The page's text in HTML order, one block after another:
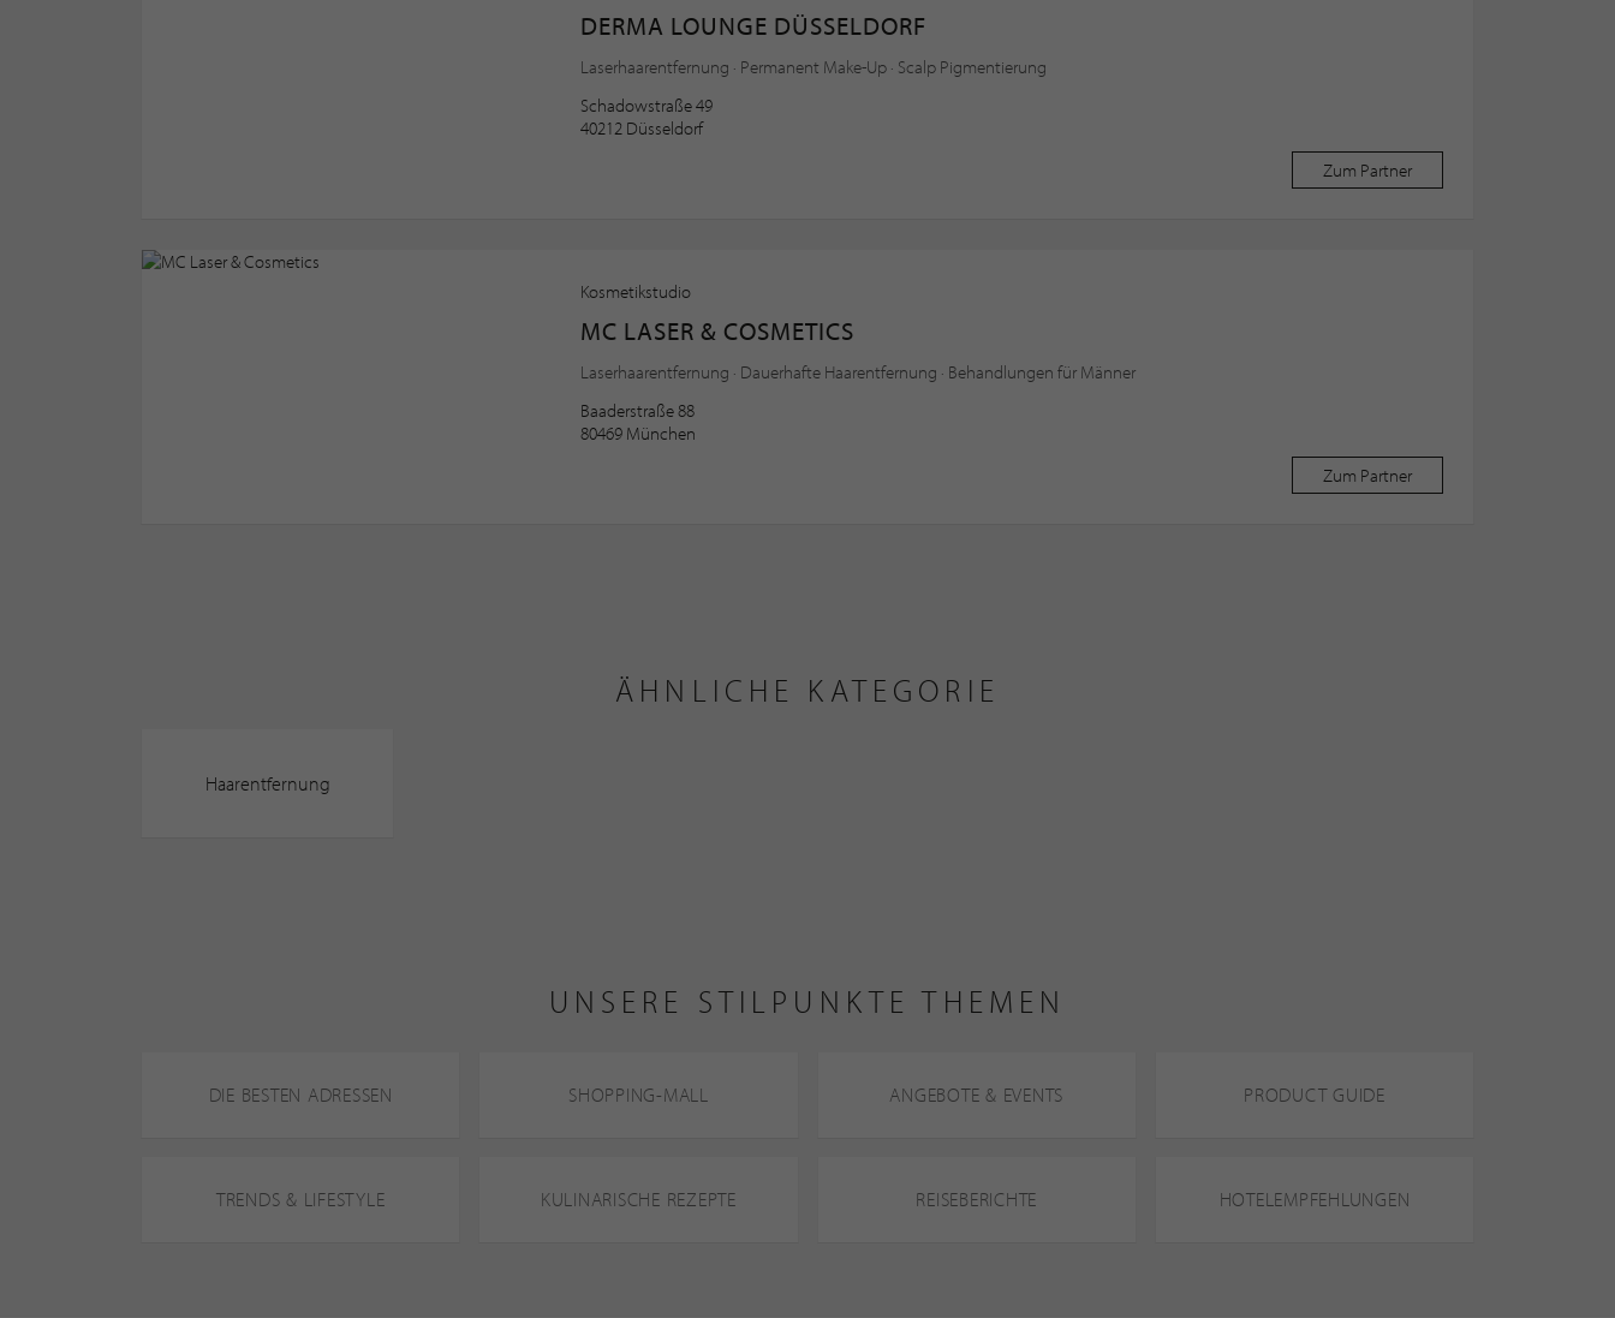
DERMA LOUNGE DÜSSELDORF
Laserhaarentfernung · Permanent Make-Up · Scalp Pigmentierung
Schadowstraße 49
40212 Düsseldorf
Zum Partner
Kosmetikstudio
MC LASER & COSMETICS
Laserhaarentfernung · Dauerhafte Haarentfernung · Behandlungen für Männer
Baaderstraße 88
80469 München
Zum Partner
ÄHNLICHE KATEGORIE
Haarentfernung
UNSERE STILPUNKTE THEMEN
DIE BESTEN ADRESSEN SHOPPING-MALL ANGEBOTE & EVENTS PRODUCT GUIDE
TRENDS & LIFESTYLE KULINARISCHE REZEPTE REISEBERICHTE HOTELEMPFEHLUNGEN